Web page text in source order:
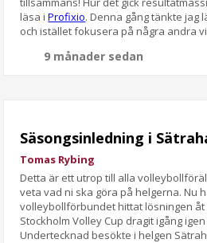
läsa iProfixio. Denna gång tänkte jag
och istället fokusera på några andra
9 månader sedan
Säsongsinledning i
Tomas Rybing
Detta är ett utrop till alla
veta vad ni ska göra på helgerna. Nu
volleybollförbundet hittat lösningen åt
Stockholm Volley Cup dragit igång
Undertecknad besökte i helgen